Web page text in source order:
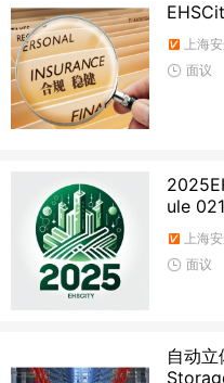
上海
面议
ule
上海
面议
自动